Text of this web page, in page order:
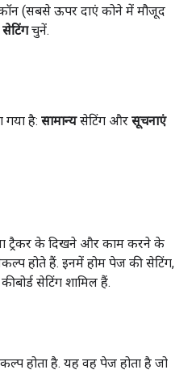
(सबसे ऊपर दाएं कोने में मौजूद
सेटिंगचुनें.
गया है: सामान्यसेटिंग और सूचनाएं
ट्रैकर के दिखने और काम करने के
होते हैं. इनमें होम पेज की सेटिंग,
सेटिंग शामिल हैं.
होता है. यह वह पेज होता है जो